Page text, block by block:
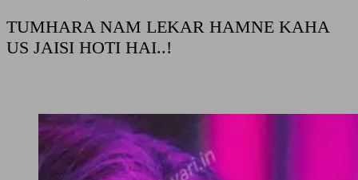
TUMHARA NAM LEKAR HAMNE KAHA
US JAISI HOTI HAI..!